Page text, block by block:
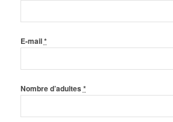
E-mail*
Nombre d’adultes *